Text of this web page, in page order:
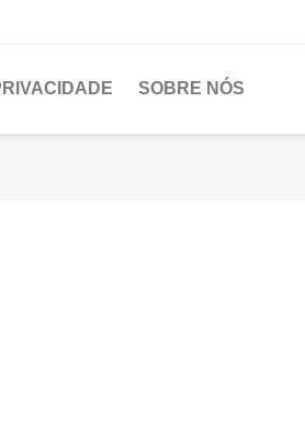
SOBRE NÓS